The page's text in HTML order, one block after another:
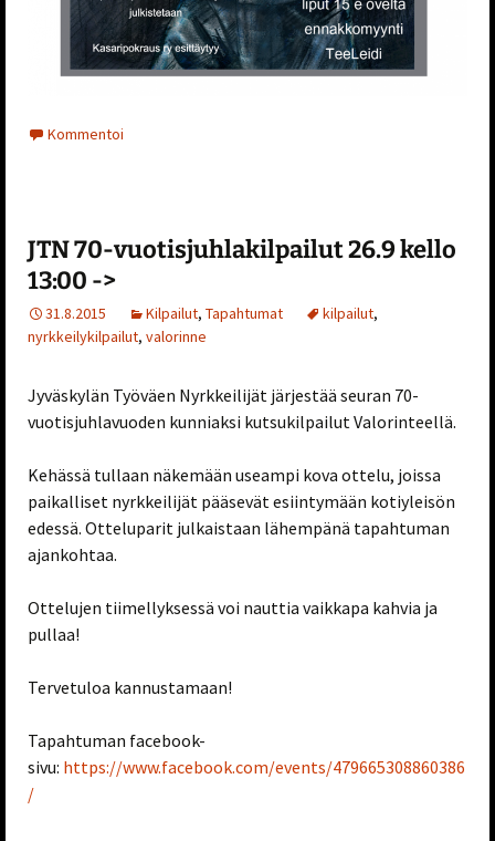
Kommentoi
JTN 70-vuotisjuhlakilpailut 26.9 kello
13:00 ->
31.8.2015 Kilpailut, Tapahtumat kilpailut,
nyrkkeilykilpailut, valorinne
Jyväskylän Työväen Nyrkkeilijät järjestää seuran 70-
vuotisjuhlavuoden kunniaksi kutsukilpailut Valorinteellä.
Kehässä tullaan näkemään useampi kova ottelu, joissa
paikalliset nyrkkeilijät pääsevät esiintymään kotiyleisön
edessä. Otteluparit julkaistaan lähempänä tapahtuman
ajankohtaa.
Ottelujen tiimellyksessä voi nauttia vaikkapa kahvia ja
pullaa!
Tervetuloa kannustamaan!
Tapahtuman facebook-
sivu: https://www.facebook.com/events/479665308860386
/